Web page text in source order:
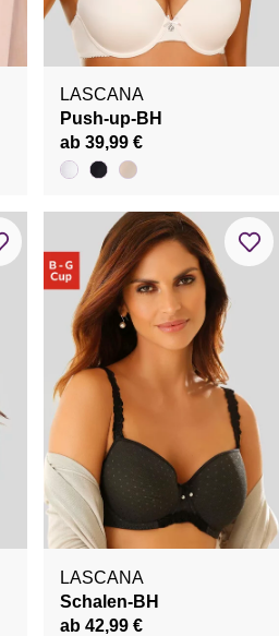
LASCANA
Push-up-BH
ab 39,99 €
LASCANA
Schalen-BH
ab 42,99 €